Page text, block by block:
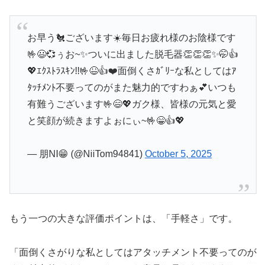
お早う🐔ございます☀️毎日お疲れ様のお陰様です
🤟😃💞ぅお~✨ついに出ました脱毛器👏👏👏✨🤭👍️
💖ｴｸｽﾄﾗｽｷﾝ!!🤟😆👍️❤️面倒くさｶﾞﾘｰな私としてはｱ
ﾀｯﾁﾒﾝﾄ不要ってのがまた魅力的ですわぁ💕いつも
有難うございます🤟😄💖ガク様、皆様の元気と愛
と笑顔が続きますよぉにぃ~🤟😁👍️💖
— 朋NI😁 (@NiiTom94841) October 5, 2025
もう一つの大きな評価ポイントは、「手軽さ」です。
「面倒くさがりな私としてはアタッチメント不要ってのが